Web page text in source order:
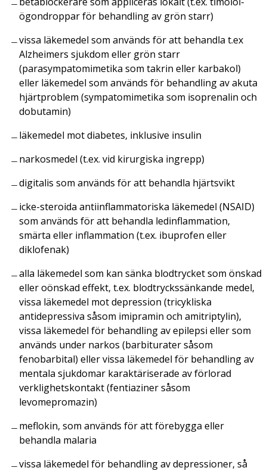
ögondroppar för behandling av grön starr)
vissa läkemedel som används för att behandla t.ex
Alzheimers sjukdom eller grön starr
(parasympatomimetika som takrin eller karbakol)
eller läkemedel som används för behandling av akuta
hjärtproblem (sympatomimetika som isoprenalin och
dobutamin)
läkemedel mot diabetes, inklusive insulin
narkosmedel (t.ex. vid kirurgiska ingrepp)
digitalis som används för att behandla hjärtsvikt
icke-steroida antiinflammatoriska läkemedel (NSAID)
som används för att behandla ledinflammation,
smärta eller inflammation (t.ex. ibuprofen eller
diklofenak)
alla läkemedel som kan sänka blodtrycket som önskad
eller oönskad effekt, t.ex. blodtryckssänkande medel,
vissa läkemedel mot depression (tricykliska
antidepressiva såsom imipramin och amitriptylin),
vissa läkemedel för behandling av epilepsi eller som
används under narkos (barbiturater såsom
fenobarbital) eller vissa läkemedel för behandling av
mentala sjukdomar karaktäriserade av förlorad
verklighetskontakt (fentiaziner såsom
levomepromazin)
meflokin, som används för att förebygga eller
behandla malaria
vissa läkemedel för behandling av depressioner, så